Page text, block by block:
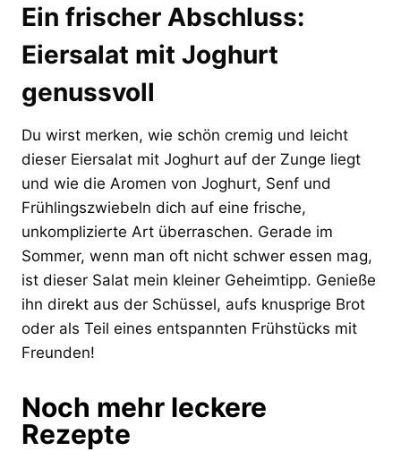
Ein frischer Abschluss:
Eiersalat mit Joghurt
genussvoll
Du wirst merken, wie schön cremig und leicht
dieser Eiersalat mit Joghurt auf der Zunge liegt
und wie die Aromen von Joghurt, Senf und
Frühlingszwiebeln dich auf eine frische,
unkomplizierte Art überraschen. Gerade im
Sommer, wenn man oft nicht schwer essen mag,
ist dieser Salat mein kleiner Geheimtipp. Genieße
ihn direkt aus der Schüssel, aufs knusprige Brot
oder als Teil eines entspannten Frühstücks mit
Freunden!
Noch mehr leckere
Rezepte